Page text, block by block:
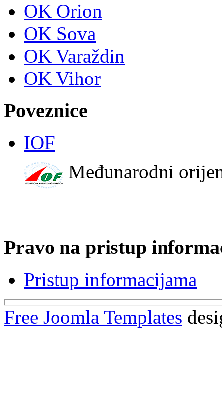
OK Orion
OK Sova
OK Varaždin
OK Vihor
Poveznice
IOF
Međunarodni
Pravo na pristup
Pristup informacijama
Free Joomla Templates